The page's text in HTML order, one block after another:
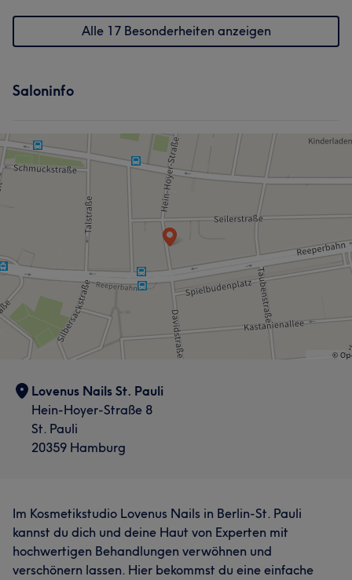
Alle 17 Besonderheiten anzeigen
Saloninfo
Lovenus Nails St. Pauli
Hein-Hoyer-Straße 8
St. Pauli
20359 Hamburg
Im Kosmetikstudio Lovenus Nails in Berlin-St. Pauli
kannst du dich und deine Haut von Experten mit
hochwertigen Behandlungen verwöhnen und
verschönern lassen. Hier bekommst du eine einfache